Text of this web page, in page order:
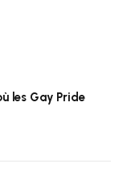
les Gay Pride